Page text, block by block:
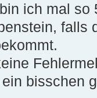
ich mal
falls
bisschen